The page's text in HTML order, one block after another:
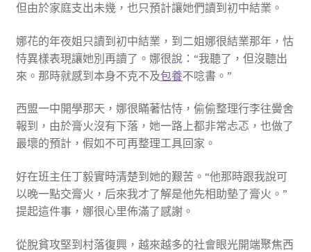
但由於家庭支出未幾，也只預計讓她們讀到初中結業。
娜花的年夜姐只讀到初中結業，到二姐娜很結業那年，怙
恃異樣表現讓她別再讀了。娜很說：“我聽了，但沒聽出
來。那時就感到本身不克不及包養不唸書。”
西盟一中開學那天，娜很瞞著怙恃，偷偷整理行李往黌舍
報到，由於膏火沒有下落，她一路上都非常忐忑，也做了
最壞的預計，假如不可再整理工具回家。
好在班主任丁毅實時清楚到她的艱苦。“他那時跟我說可
以晚一點交膏火，后來我才了解是他先相助墊了膏火。”
提起這件事，娜很心里佈滿了感謝。
從脫貧攻堅到村落復興，越來越多的社會眼光開端聚焦西